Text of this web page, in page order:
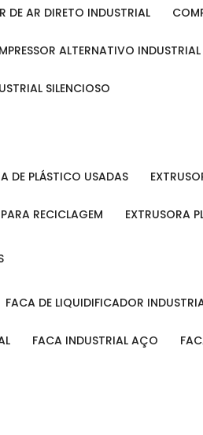
DE AR DIRETO INDUSTRIAL
ALTERNATIVO INDUSTRIAL
SILENCIOSO
DE PLÁSTICO USADAS
PARA RECICLAGEM EXTRUSORA
FACA DE LIQUIDIFICADOR
FACA INDUSTRIAL AÇO